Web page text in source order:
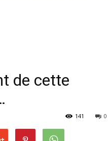
de cette
0
141